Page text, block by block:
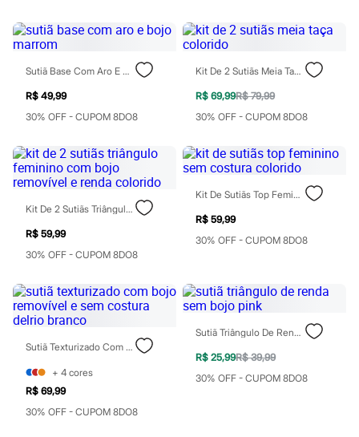
Calçados
Botas
Pantufas
Rasteirinhas
Sandálias
Tênis
Marcas
Baby Club
Fifteen
Miss Fifteen
Palomino
Moda íntima
Calcinhas
Cuecas
Meias
Moda praia
Biquínis e Maiôs
Blusas de proteção
Personagens
Disney
Hello Kitty
Homem Aranha
Minecraft
Sutiã Base Com Aro E Bojo Marrom
R$ 49,99
30% OFF - CUPOM 8DO8
Kit De 2 Sutiãs Meia Taça Colorido
R$ 69,99R$ 79,99
30% OFF - CUPOM 8DO8
Kit De 2 Sutiãs Triângulo Feminino Com Bojo Removível E Renda Colorido
R$ 59,99
30% OFF - CUPOM 8DO8
Kit De Sutiãs Top Feminino Sem Costura Colorido
R$ 59,99
30% OFF - CUPOM 8DO8
Sutiã Texturizado Com Bojo Removível E Sem Costura Delrio Branco
+ 4 cores
R$ 69,99
30% OFF - CUPOM 8DO8
Sutiã Triângulo De Renda Sem Bojo Pink
R$ 25,99R$ 39,99
30% OFF - CUPOM 8DO8